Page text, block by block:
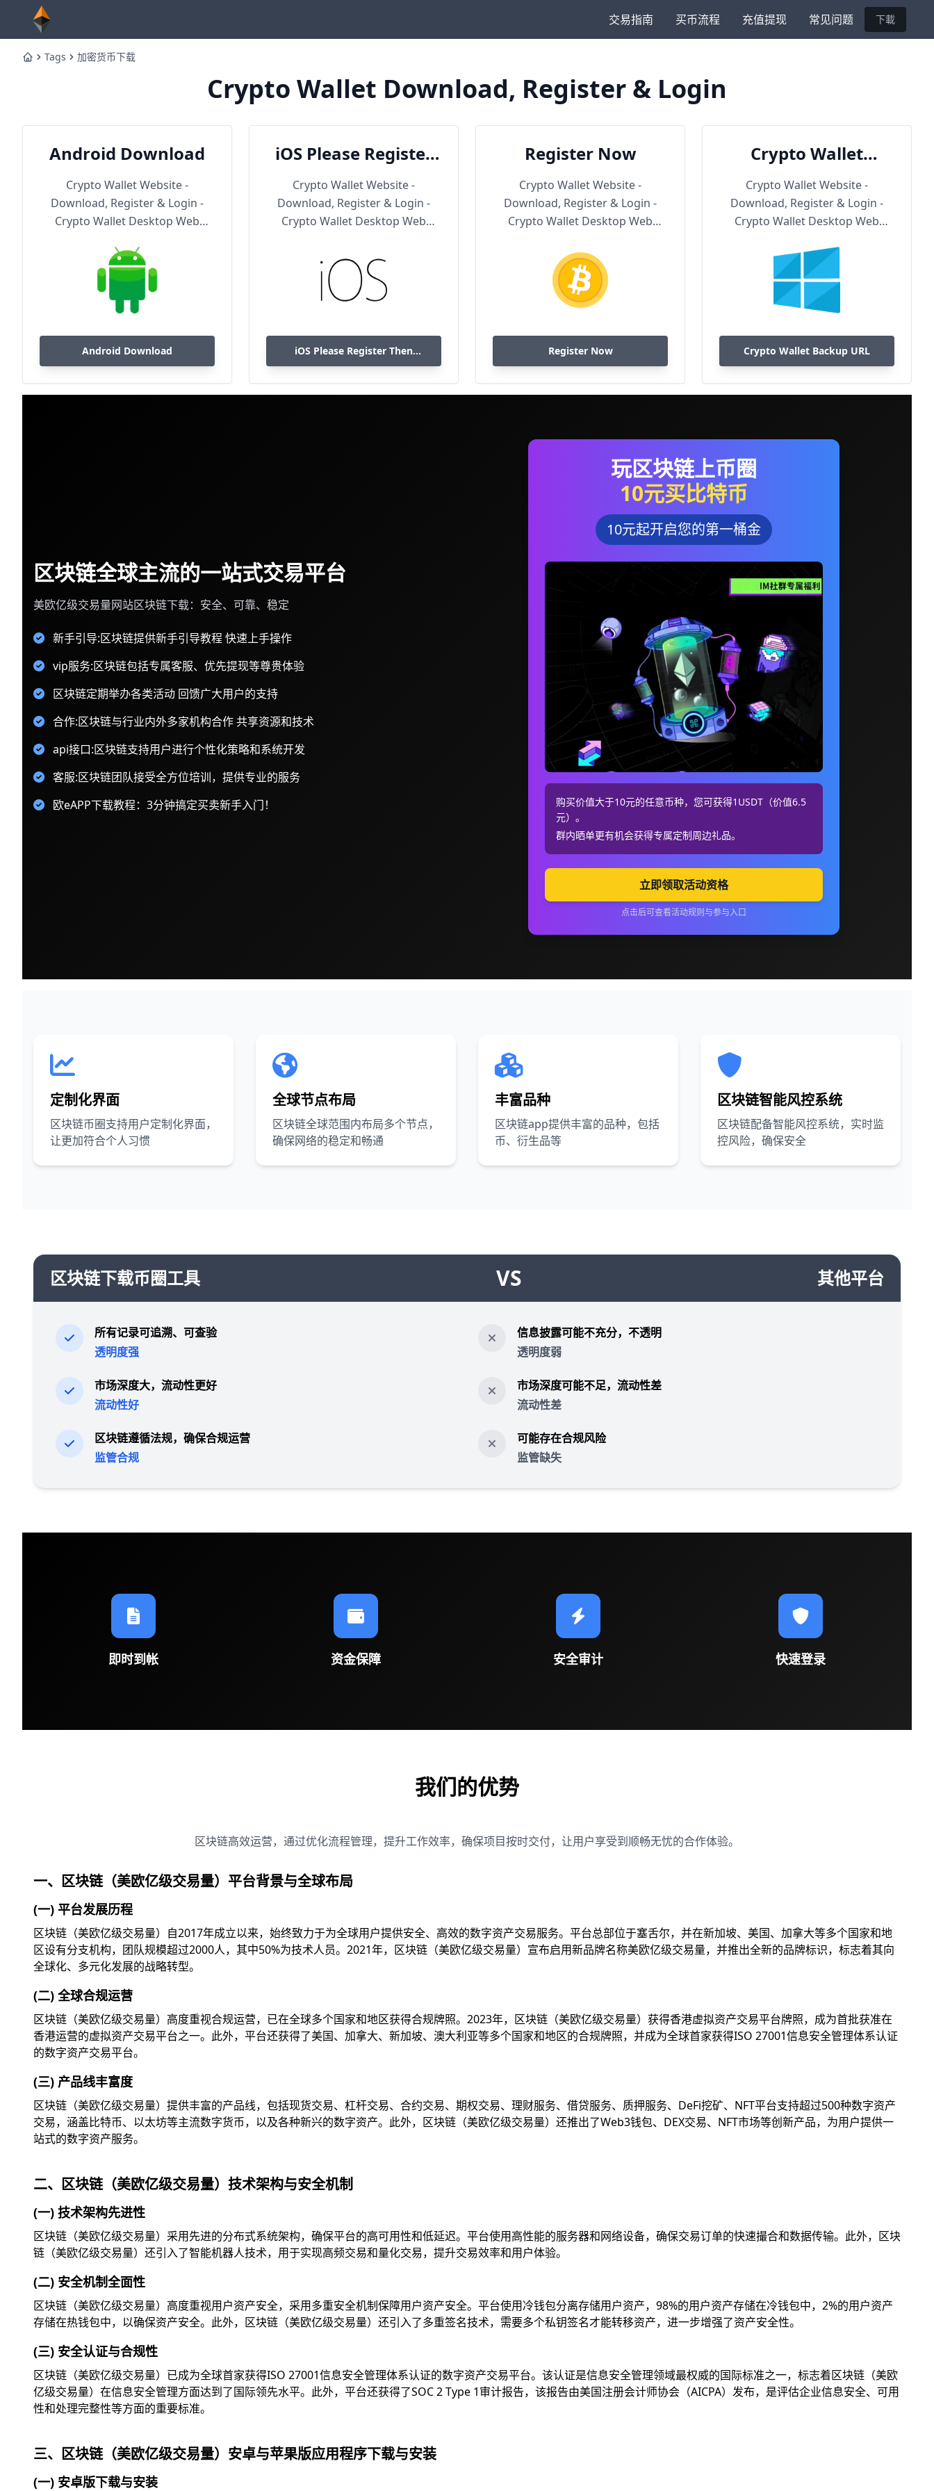
交易指南 买币流程 充值提现 常见问题 下載
HomeTags 加密货币下载
Crypto Wallet Download, Register & Login
Android Download
Crypto Wallet Website -
Download, Register & Login -
Crypto Wallet Desktop Web
Android Download
iOS Please Register
Then Download
Crypto Wallet Website -
Download, Register & Login -
Crypto Wallet Desktop Web
iOS Please Register Then
Download
Register Now
Crypto Wallet Website -
Download, Register & Login -
Crypto Wallet Desktop Web
Register Now
Crypto Wallet
Backup URL
Crypto Wallet Website -
Download, Register & Login -
Crypto Wallet Desktop Web
Crypto Wallet Backup URL
区块链全球主流的一站式交易平台
美欧亿级交易量网站区块链下载：安全、可靠、稳定
新手引导:区块链提供新手引导教程 快速上手操作
vip服务:区块链包括专属客服、优先提现等尊贵体验
区块链定期举办各类活动 回馈广大用户的支持
合作:区块链与行业内外多家机构合作 共享资源和技术
api接口:区块链支持用户进行个性化策略和系统开发
客服:区块链团队接受全方位培训，提供专业的服务
欧eAPP下载教程：3分钟搞定买卖新手入门！
玩区块链上币圈
10元买比特币
10元起开启您的第一桶金
购买价值大于10元的任意币种，您可获得1USDT（价值6.5
元）。
群内晒单更有机会获得专属定制周边礼品。
立即领取活动资格
点击后可查看活动规则与参与入口
定制化界面
区块链币圈支持用户定制化界面，
让更加符合个人习惯
全球节点布局
区块链全球范围内布局多个节点，
确保网络的稳定和畅通
丰富品种
区块链app提供丰富的品种，包括
币、衍生品等
区块链智能风控系统
区块链配备智能风控系统，实时监
控风险，确保安全
区块链下载币圈工具 VS 其他平台
所有记录可追溯、可查验
透明度强
市场深度大，流动性更好
流动性好
区块链遵循法规，确保合规运营
监管合规
信息披露可能不充分，不透明
透明度弱
市场深度可能不足，流动性差
流动性差
可能存在合规风险
监管缺失
即时到帐 资金保障 安全审计 快速登录
我们的优势
区块链高效运营，通过优化流程管理，提升工作效率，确保项目按时交付，让用户享受到顺畅无忧的合作体验。
一、区块链（美欧亿级交易量）平台背景与全球布局
(一) 平台发展历程
区块链（美欧亿级交易量）自2017年成立以来，始终致力于为全球用户提供安全、高效的数字资产交易服务。平台总部位于塞舌尔，并在新加坡、美国、加拿大等多个国家和地
区设有分支机构，团队规模超过2000人，其中50%为技术人员。2021年，区块链（美欧亿级交易量）宣布启用新品牌名称美欧亿级交易量，并推出全新的品牌标识，标志着其向
全球化、多元化发展的战略转型。
(二) 全球合规运营
区块链（美欧亿级交易量）高度重视合规运营，已在全球多个国家和地区获得合规牌照。2023年，区块链（美欧亿级交易量）获得香港虚拟资产交易平台牌照，成为首批获准在
香港运营的虚拟资产交易平台之一。此外，平台还获得了美国、加拿大、新加坡、澳大利亚等多个国家和地区的合规牌照，并成为全球首家获得ISO 27001信息安全管理体系认证
的数字资产交易平台。
(三) 产品线丰富度
区块链（美欧亿级交易量）提供丰富的产品线，包括现货交易、杠杆交易、合约交易、期权交易、理财服务、借贷服务、质押服务、DeFi挖矿、NFT平台支持超过500种数字资产
交易，涵盖比特币、以太坊等主流数字货币，以及各种新兴的数字资产。此外，区块链（美欧亿级交易量）还推出了Web3钱包、DEX交易、NFT市场等创新产品，为用户提供一
站式的数字资产服务。
二、区块链（美欧亿级交易量）技术架构与安全机制
(一) 技术架构先进性
区块链（美欧亿级交易量）采用先进的分布式系统架构，确保平台的高可用性和低延迟。平台使用高性能的服务器和网络设备，确保交易订单的快速撮合和数据传输。此外，区块
链（美欧亿级交易量）还引入了智能机器人技术，用于实现高频交易和量化交易，提升交易效率和用户体验。
(二) 安全机制全面性
区块链（美欧亿级交易量）高度重视用户资产安全，采用多重安全机制保障用户资产安全。平台使用冷钱包分离存储用户资产，98%的用户资产存储在冷钱包中，2%的用户资产
存储在热钱包中，以确保资产安全。此外，区块链（美欧亿级交易量）还引入了多重签名技术，需要多个私钥签名才能转移资产，进一步增强了资产安全性。
(三) 安全认证与合规性
区块链（美欧亿级交易量）已成为全球首家获得ISO 27001信息安全管理体系认证的数字资产交易平台。该认证是信息安全管理领域最权威的国际标准之一，标志着区块链（美欧
亿级交易量）在信息安全管理方面达到了国际领先水平。此外，平台还获得了SOC 2 Type 1审计报告，该报告由美国注册会计师协会（AICPA）发布，是评估企业信息安全、可用
性和处理完整性等方面的重要标准。
三、区块链（美欧亿级交易量）安卓与苹果版应用程序下载与安装
(一) 安卓版下载与安装